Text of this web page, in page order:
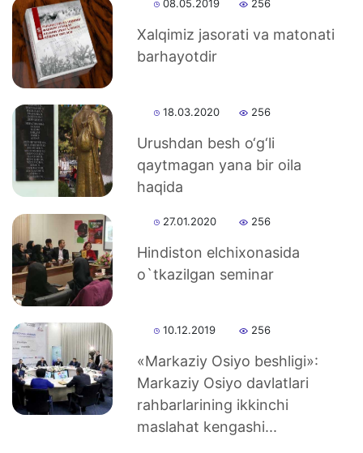
08.05.2019 256
Xalqimiz jasorati va matonati
barhayotdir
18.03.2020 256
Urushdan besh o‘g‘li
qaytmagan yana bir oila
haqida
27.01.2020 256
Hindiston elchixonasida
o`tkazilgan seminar
10.12.2019 256
«Markaziy Osiyo beshligi»:
Markaziy Osiyo davlatlari
rahbarlarining ikkinchi
maslahat kengashi...
Akademiklar
en